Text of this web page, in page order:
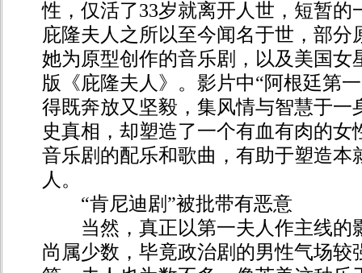
性，仅活了33岁就离开人世，短暂的
庇隆夫人之所以至今闻名于世，部分
她为原型创作的音乐剧，以及美国女
版《庇隆夫人》。影片中“阿根廷第
得既奔放又坚毅，集风情与智慧于一
史真相，却塑造了一个有血有肉的女
音乐剧的配乐和歌曲，有助于塑造本
人。
“肯尼迪剧”被批带有恶意
当然，真正以第一夫人作主线的
尚属少数，毕竟政治剧的男性气场较